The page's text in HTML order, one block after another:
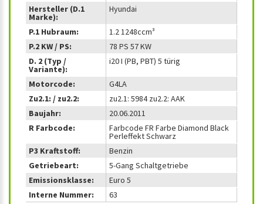
Hersteller (D.1
Marke):
Hyundai
P.1 Hubraum:
1.2 1248ccm³
P.2 KW / PS:
78 PS 57 KW
D. 2 (Typ /
Variante):
i20 I (PB, PBT) 5 türig
Motorcode:
G4LA
Zu2.1: / zu2.2:
zu2.1: 5984 zu2.2: AAK
Baujahr:
20.06.2011
R Farbcode:
Farbcode FR Farbe Diamond Black
Perleffekt Schwarz
P3 Kraftstoff:
Benzin
Getriebeart:
5-Gang Schaltgetriebe
Emissionsklasse:
Euro 5
Interne Nummer:
63